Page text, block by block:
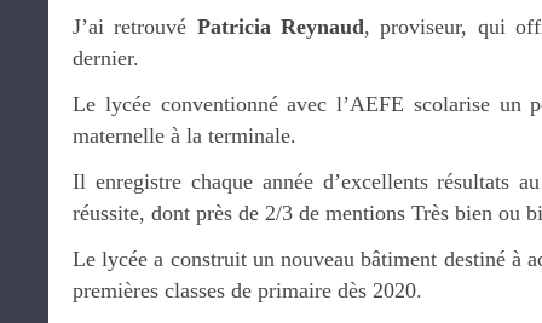
J’ai retrouvé Patricia Reynaud, proviseur, qui
dernier.
Le lycée conventionné avec l’AEFE scolarise un
maternelle à la terminale.
Il enregistre chaque année d’excellents résultats
réussite, dont près de 2/3 de mentions Très bien ou
Le lycée a construit un nouveau bâtiment destiné à
premières classes de primaire dès 2020.